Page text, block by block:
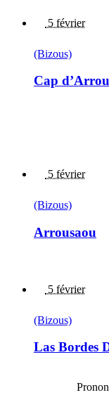
5 février
(Bizous)
Cap
5 février
(Bizous)
Arrousaou
5 février
(Bizous)
Las Bordes